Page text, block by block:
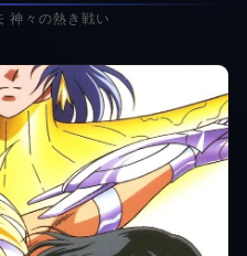
神々の熱き戦い